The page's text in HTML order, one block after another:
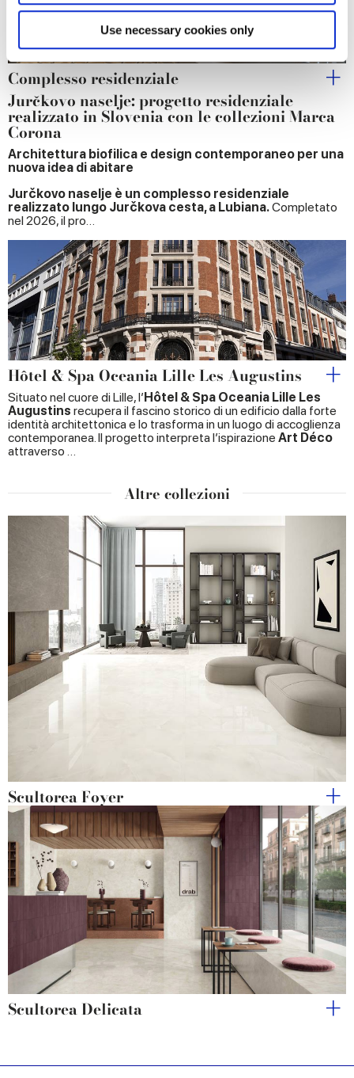
specific characteristics (fingerprinting)
Find out more about how your personal data is processed
and set your preferences in thedetails section.
We use cookies to personalise content and ads, to
provide social media features and to analyse our traffic.
We also share information about your use of our site with
our social media, advertising and analytics partners who
may combine it with other information that you’ve
of their services.
Use necessary cookies only
Complesso residenziale
Jurčkovo naselje: progetto residenziale
realizzato in Slovenia con le collezioni Marca
Corona
Architettura biofilica e design contemporaneo per una
nuova idea di abitare
Jurčkovo naselje è un complesso residenziale
realizzato lungo Jurčkova cesta, a Lubiana.Completato
nel 2026, il pro…
Hôtel & Spa Oceania Lille Les Augustins
Situato nel cuore di Lille, l’Hôtel & Spa Oceania Lille Les
Augustins recupera il fascino storico di un edificio dalla forte
identità architettonica e lo trasforma in un luogo di accoglienza
contemporanea. Il progetto interpreta l’ispirazione Art Déco
attraverso …
Altre collezioni
Scultorea Foyer
Scultorea Delicata